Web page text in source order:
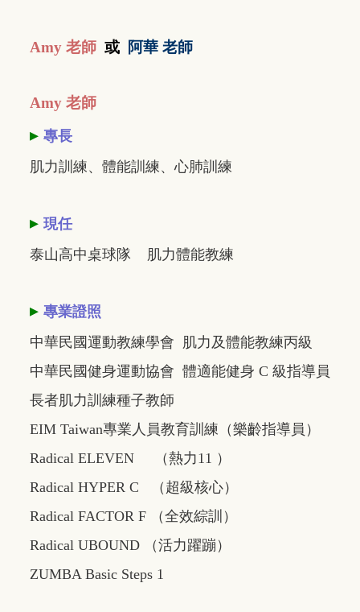
Amy 老師 或 阿華 老師
Amy 老師
▸ 專長
肌力訓練、體能訓練、心肺訓練
▸ 現任
泰山高中桌球隊 肌力體能教練
▸ 專業證照
中華民國運動教練學會 肌力及體能教練丙級
中華民國健身運動協會 體適能健身 C 級指導員
長者肌力訓練種子教師
EIM Taiwan專業人員教育訓練（樂齡指導員）
Radical ELEVEN （熱力11 ）
Radical HYPER C （超級核心）
Radical FACTOR F （全效綜訓）
Radical UBOUND （活力躍蹦）
ZUMBA Basic Steps 1